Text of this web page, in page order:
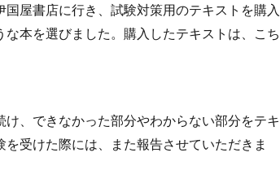
屋書店に行き、試験対策用のテキストを購入
本を選びました。購入したテキストは、こち
、できなかった部分やわからない部分をテキ
受けた際には、また報告させていただきま